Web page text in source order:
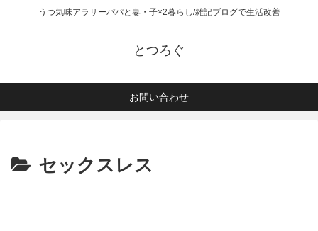
うつ気味アラサーパパと妻・子×2暮らし/雑記ブログで生活改善
とつろぐ
お問い合わせ
セックスレス